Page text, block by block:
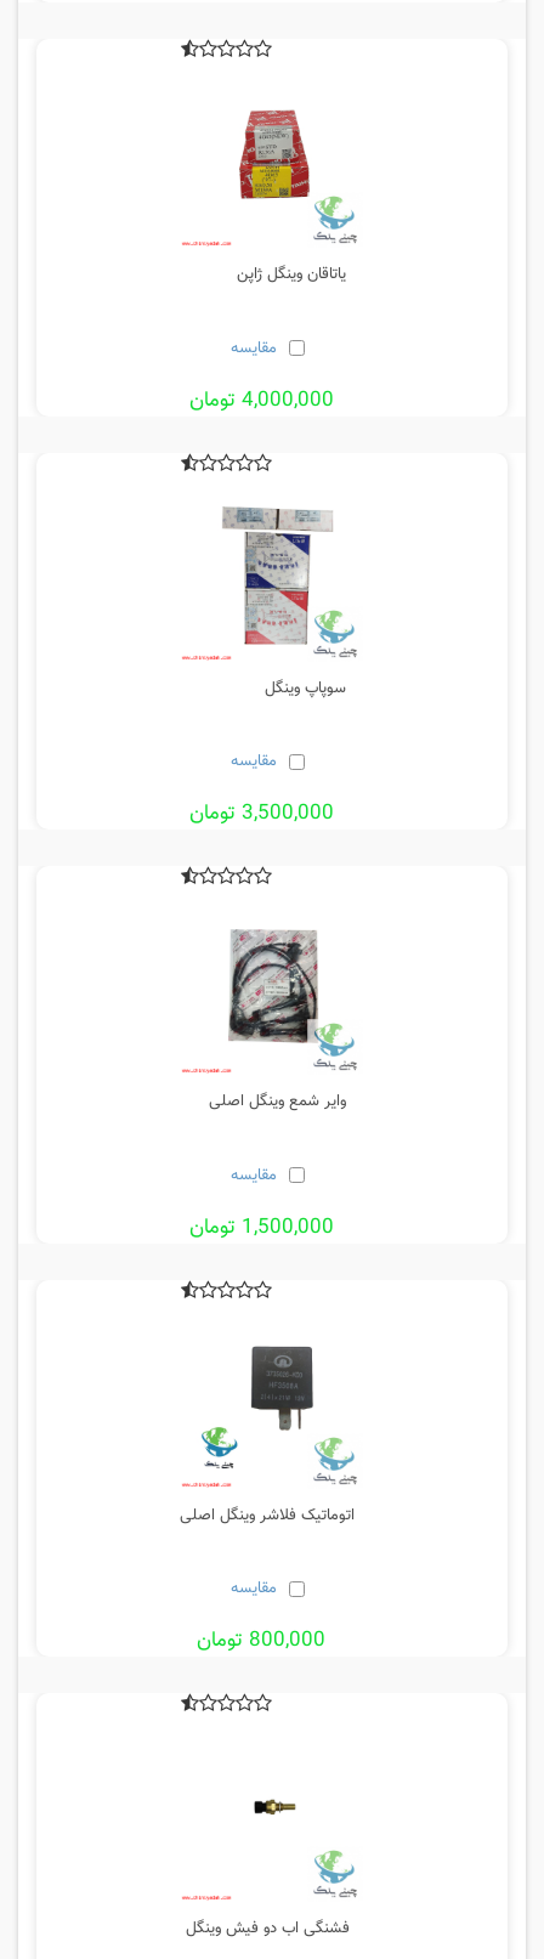
یاتاقان وینگل ژاپن
مقایسه
4,000,000 تومان
سوپاپ وینگل
مقایسه
3,500,000 تومان
وایر شمع وینگل اصلی
مقایسه
1,500,000 تومان
اتوماتیک فلاشر وینگل اصلی
مقایسه
800,000 تومان
فشنگی اب دو فیش وینگل